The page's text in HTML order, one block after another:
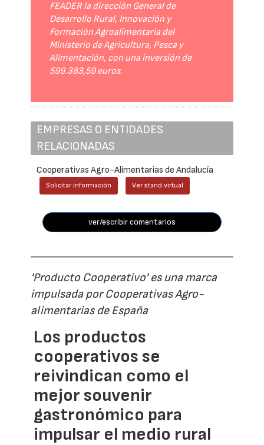
FEADER la dirección General de
Desarrollo Rural, Innovación y
Formación Agroalimentaria del
Ministerio de Agricultura, Pesca y
Alimentación, con una inversión de
599.383,59 euros.
EMPRESAS O ENTIDADES
RELACIONADAS
Cooperativas Agro-Alimentarias de Andalucía
Solicitar información Ver stand virtual
ver/escribir comentarios
'Producto Cooperativo' es una marca
impulsada por Cooperativas Agro-
alimentarias de España
Los productos
cooperativos se
reivindican como el
mejor souvenir
gastronómico para
impulsar el medio rural